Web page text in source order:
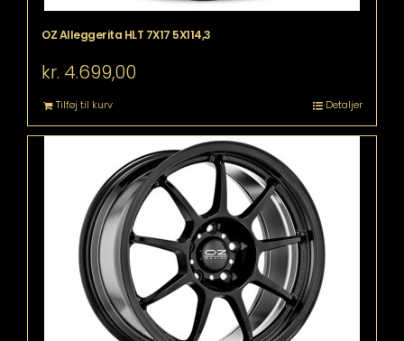
OZ Alleggerita HLT 7X17 5X114,3
kr. 4.699,00
Tilføj til kurv Detaljer